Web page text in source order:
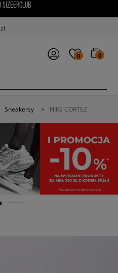
SIZEERCLUB
0 0
Sneakersy > NIKE CORTEZ